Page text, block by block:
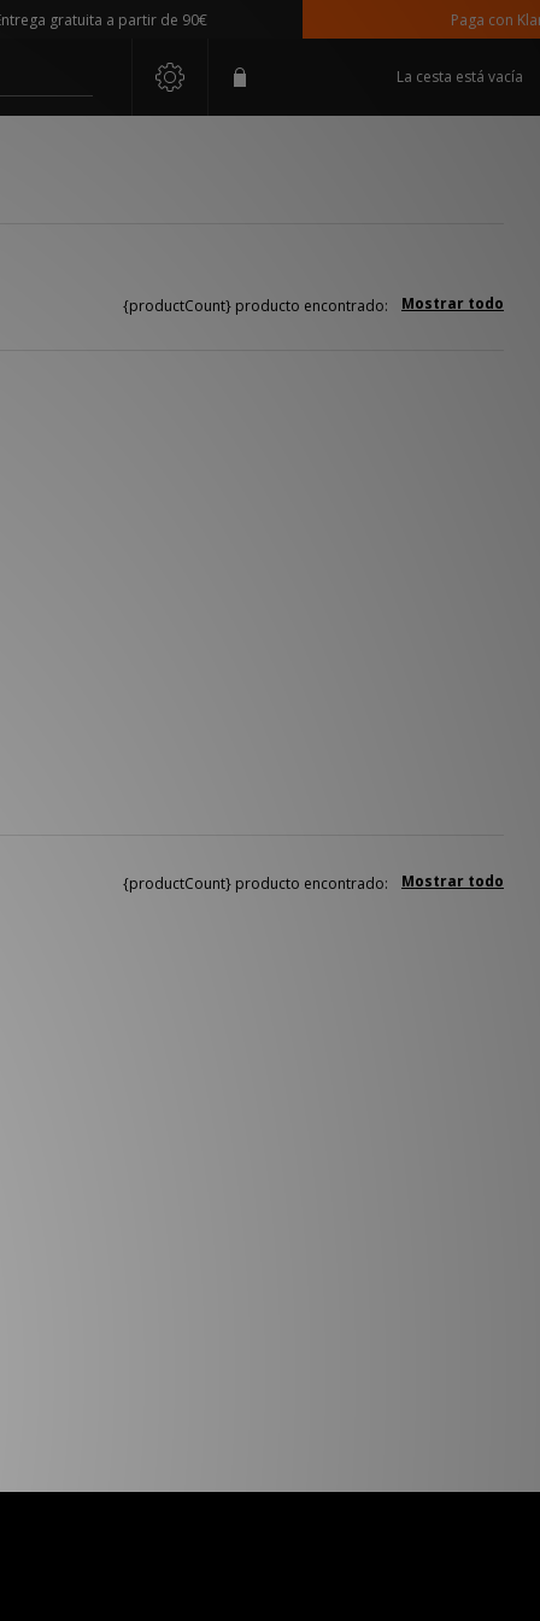
gratuita a partir de 90€ Paga con Klarna
La cesta está vacía
Mostrar todo
{productCount} producto encontrado:
Mostrar todo
{productCount} producto encontrado: